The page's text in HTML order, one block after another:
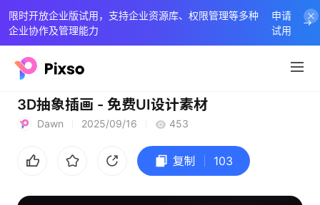
限时开放企业版试用，支持企业资源库、权限管理等多种
企业协作及管理能力
申请
试用
3D抽象插画 - 免费UI设计素材
Dawn 2025/09/16 453
复制 103